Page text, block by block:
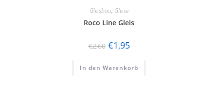
Gleisbau, Gleise
Roco Line Gleis
€2,60 €1,95
In den Warenkorb